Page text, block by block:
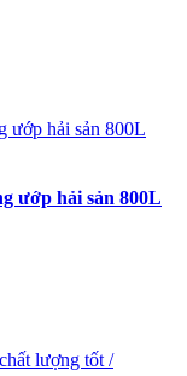
ướp hải sản 800L